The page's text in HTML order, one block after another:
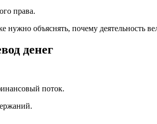
права.
объяснять, почему деятельность
денег
поток.